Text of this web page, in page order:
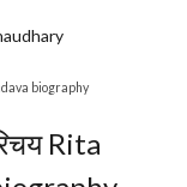
biography
Rita